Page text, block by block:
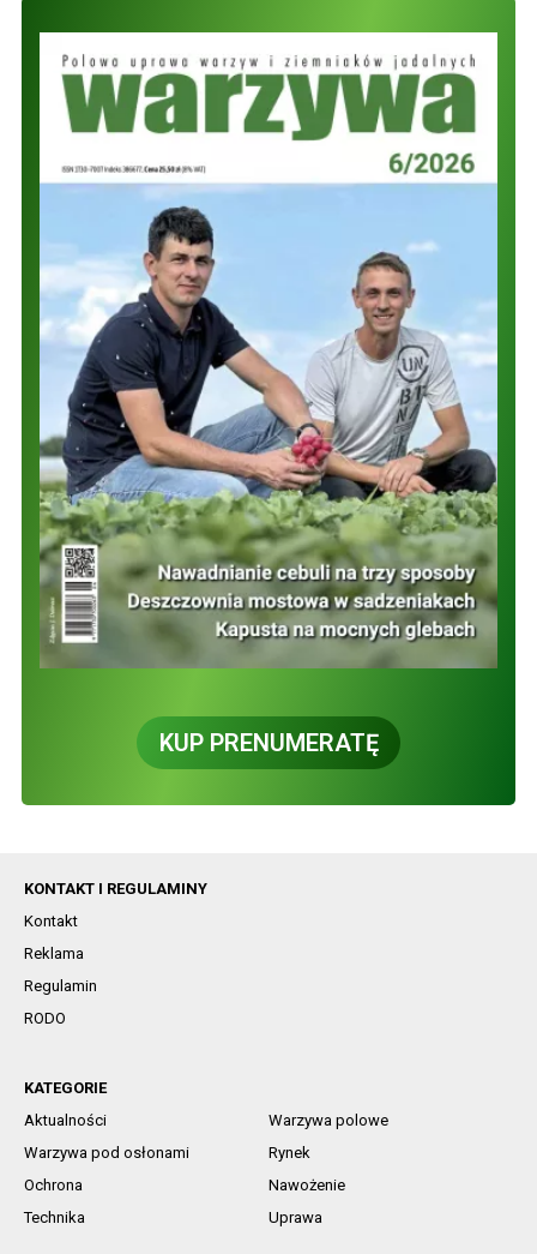
KUP PRENUMERATĘ
KONTAKT I REGULAMINY
Kontakt
Reklama
Regulamin
RODO
KATEGORIE
Aktualności
Warzywa polowe
Warzywa pod osłonami
Rynek
Ochrona
Nawożenie
Technika
Uprawa